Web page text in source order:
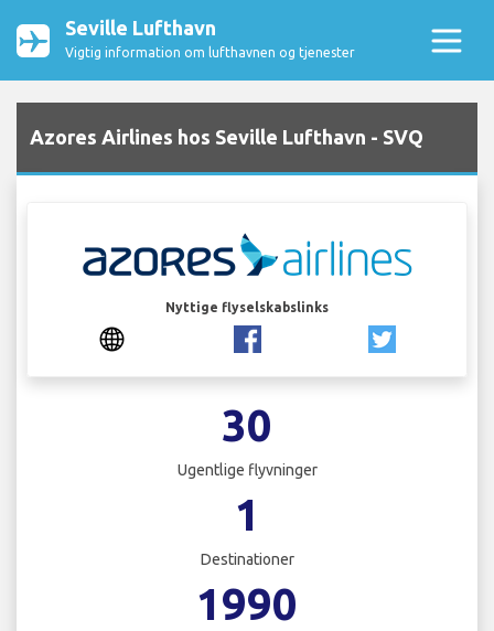
Seville Lufthavn
Vigtig information om lufthavnen og tjenester
Azores Airlines hos Seville Lufthavn - SVQ
Nyttige flyselskabslinks
30
Ugentlige flyvninger
1
Destinationer
1990